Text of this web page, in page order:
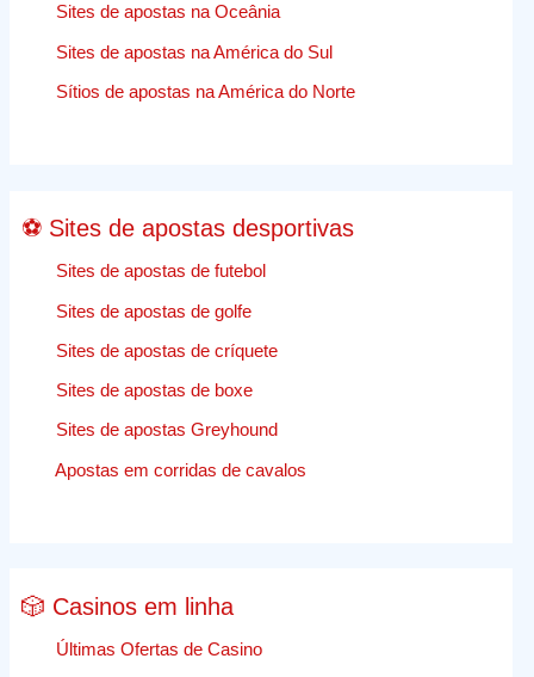
Sites de apostas na Oceânia
Sites de apostas na América do Sul
Sítios de apostas na América do Norte
⚽ Sites de apostas desportivas
Sites de apostas de futebol
Sites de apostas de golfe
Sites de apostas de críquete
Sites de apostas de boxe
Sites de apostas Greyhound
Apostas em corridas de cavalos
🎲 Casinos em linha
Últimas Ofertas de Casino